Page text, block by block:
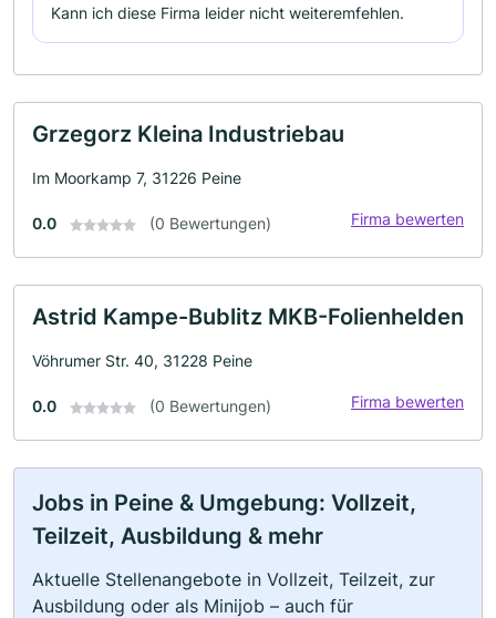
Kann ich diese Firma leider nicht weiteremfehlen.
Grzegorz Kleina Industriebau
Im Moorkamp 7, 31226 Peine
0.0 (0 Bewertungen) Firma bewerten
Astrid Kampe-Bublitz MKB-Folienhelden
Vöhrumer Str. 40, 31228 Peine
0.0 (0 Bewertungen) Firma bewerten
Jobs in Peine & Umgebung: Vollzeit,
Teilzeit, Ausbildung & mehr
Aktuelle Stellenangebote in Vollzeit, Teilzeit, zur
Ausbildung oder als Minijob – auch für